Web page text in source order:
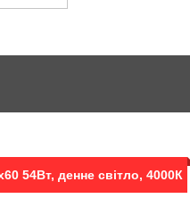
54Вт, денне світло, 4000К